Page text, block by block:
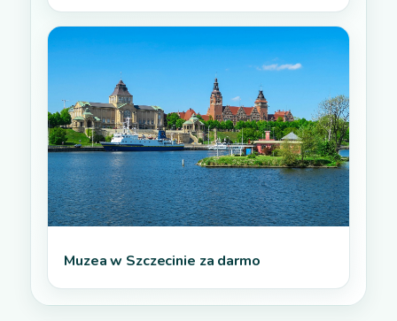
Muzea w Szczecinie za darmo